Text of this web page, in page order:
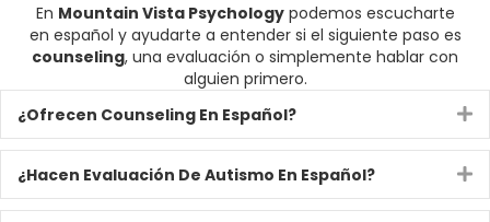
En Mountain Vista Psychologypodemos escucharte
en español y ayudarte a entender si el siguiente paso es
counseling, una evaluación o simplemente hablar con
alguien primero.
¿Ofrecen Counseling En Español?
¿Hacen Evaluación De Autismo En Español?